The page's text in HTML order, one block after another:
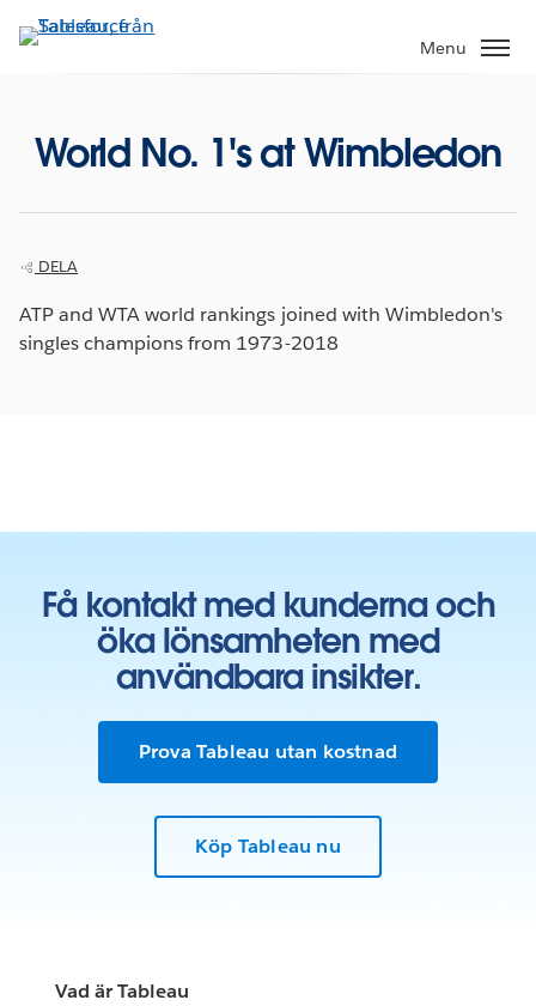
vidare
Menu
World No. 1's at Wimbledon
DELA
ATP and WTA world rankings joined with Wimbledon's
singles champions from 1973-2018
Få kontakt med kunderna och
öka lönsamheten med
användbara insikter.
Prova Tableau utan kostnad
Köp Tableau nu
Vad är Tableau